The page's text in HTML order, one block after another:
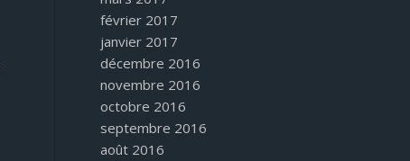
février 2017
janvier 2017
décembre 2016
novembre 2016
octobre 2016
septembre 2016
août 2016